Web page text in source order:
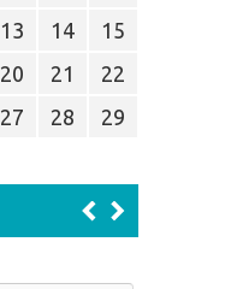
13 14
15
20 21
22
27 28
29